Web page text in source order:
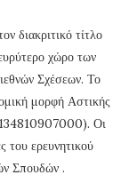
διακριτικό τίτλο
χώρο των
Σχέσεων. Το
μορφή Αστικής
Οι
του ερευνητικού
Σπουδών .